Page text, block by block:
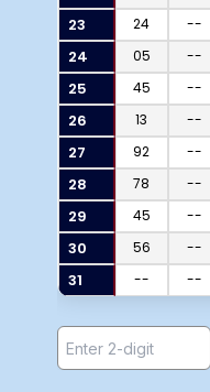
23 24 --
24 05 --
25 45 --
26 13 --
27 92 --
28 78 --
29 45 --
30 56 --
31 -- --